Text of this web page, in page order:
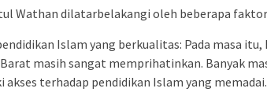
Wathan dilatarbelakangi oleh beberapa
Islam yang berkualitas: Pada masa
masih sangat memprihatinkan. Banyak
terhadap pendidikan Islam yang memadai.